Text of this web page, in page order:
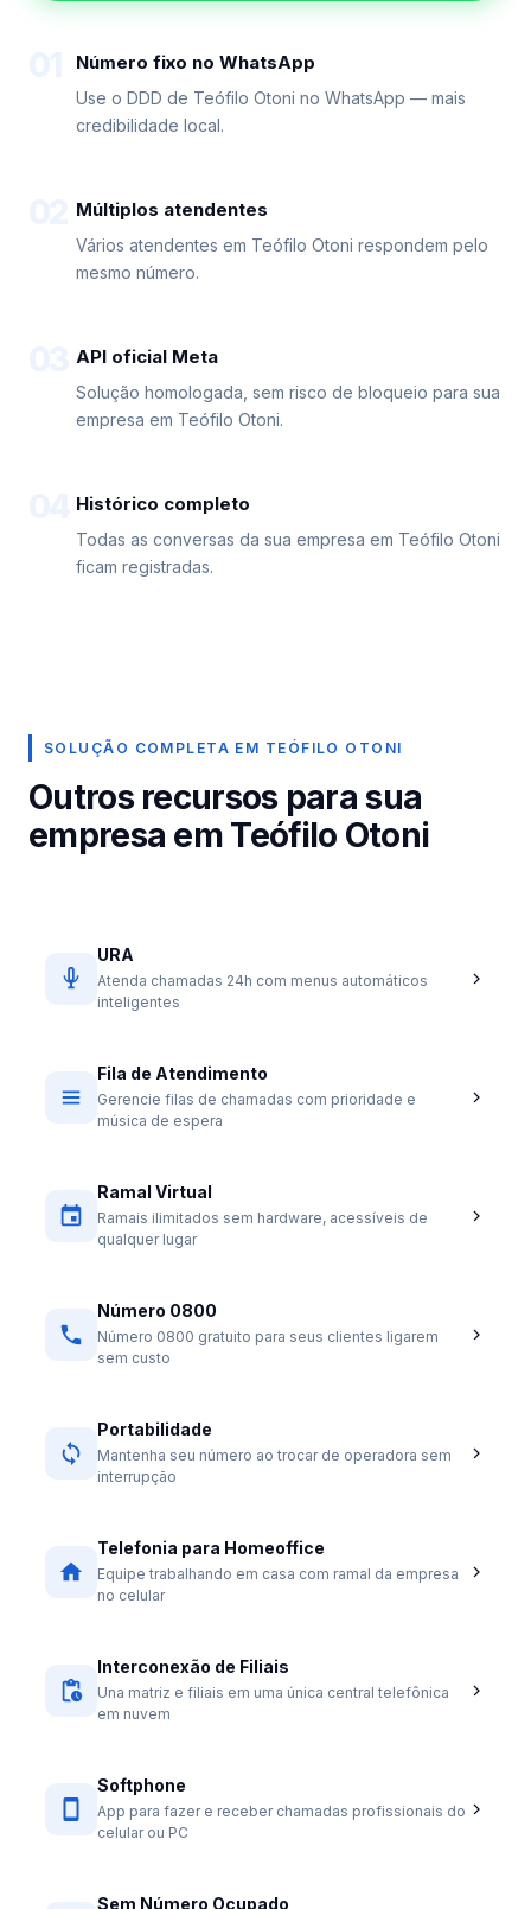
Número fixo no WhatsApp
Use o DDD de Teófilo Otoni no WhatsApp — mais
credibilidade local.
Múltiplos atendentes
Vários atendentes em Teófilo Otoni respondem pelo
mesmo número.
API oficial Meta
Solução homologada, sem risco de bloqueio para sua
empresa em Teófilo Otoni.
Histórico completo
Todas as conversas da sua empresa em Teófilo Otoni
ficam registradas.
SOLUÇÃO COMPLETA EM TEÓFILO OTONI
Outros recursos para sua
empresa em Teófilo Otoni
URA
Atenda chamadas 24h com menus automáticos
inteligentes
Fila de Atendimento
Gerencie filas de chamadas com prioridade e
música de espera
Ramal Virtual
Ramais ilimitados sem hardware, acessíveis de
qualquer lugar
Número 0800
Número 0800 gratuito para seus clientes ligarem
sem custo
Portabilidade
Mantenha seu número ao trocar de operadora sem
interrupção
Telefonia para Homeoffice
Equipe trabalhando em casa com ramal da empresa
no celular
Interconexão de Filiais
Una matriz e filiais em uma única central telefônica
em nuvem
Softphone
App para fazer e receber chamadas profissionais do
celular ou PC
Sem Número Ocupado